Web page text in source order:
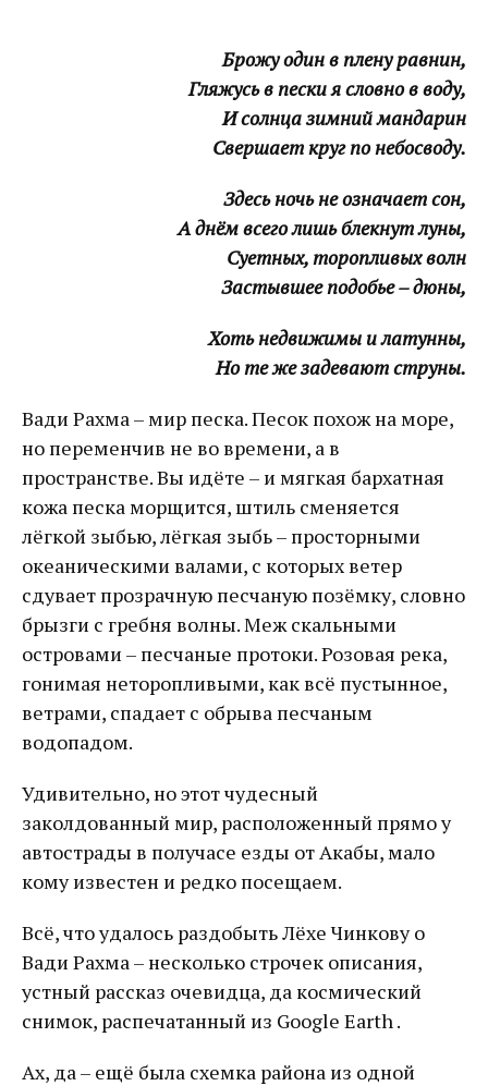
Брожу один в плену равнин,
Гляжусь в пески я словно в воду,
И солнца зимний мандарин
Свершает круг по небосводу.
Здесь ночь не означает сон,
А днём всего лишь блекнут луны,
Суетных, торопливых волн
Застывшее подобье – дюны,
Хоть недвижимы и латунны,
Но те же задевают струны.
Вади Рахма – мир песка. Песок похож на море,
но переменчив не во времени, а в
пространстве. Вы идёте – и мягкая бархатная
кожа песка морщится, штиль сменяется
лёгкой зыбью, лёгкая зыбь – просторными
океаническими валами, с которых ветер
сдувает прозрачную песчаную позёмку, словно
брызги с гребня волны. Меж скальными
островами – песчаные протоки. Розовая река,
гонимая неторопливыми, как всё пустынное,
ветрами, спадает с обрыва песчаным
водопадом.
Удивительно, но этот чудесный
заколдованный мир, расположенный прямо у
автострады в получасе езды от Акабы, мало
кому известен и редко посещаем.
Всё, что удалось раздобыть Лёхе Чинкову о
Вади Рахма – несколько строчек описания,
устный рассказ очевидца, да космический
снимок, распечатанный из Google Earth .
Ах, да – ещё была схемка района из одной